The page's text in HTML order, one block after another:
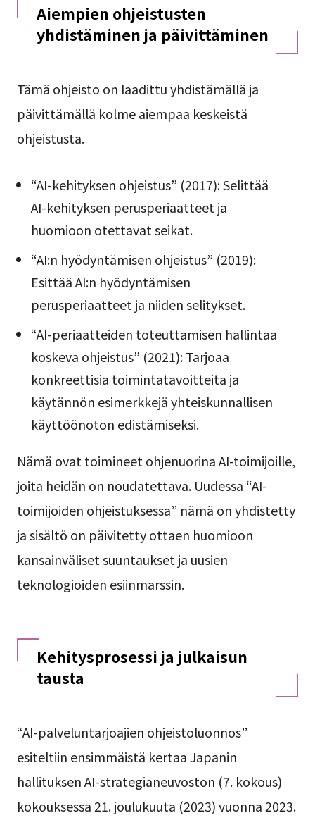
Aiempien ohjeistusten
yhdistäminen ja päivittäminen
Tämä ohjeisto on laadittu yhdistämällä ja
päivittämällä kolme aiempaa keskeistä
ohjeistusta.
“AI-kehityksen ohjeistus” (2017): Selittää
AI-kehityksen perusperiaatteet ja
huomioon otettavat seikat.
“AI:n hyödyntämisen ohjeistus” (2019):
Esittää AI:n hyödyntämisen
perusperiaatteet ja niiden selitykset.
“AI-periaatteiden toteuttamisen hallintaa
koskeva ohjeistus” (2021): Tarjoaa
konkreettisia toimintatavoitteita ja
käytännön esimerkkejä yhteiskunnallisen
käyttöönoton edistämiseksi.
Nämä ovat toimineet ohjenuorina AI-toimijoille,
joita heidän on noudatettava. Uudessa “AI-
toimijoiden ohjeistuksessa” nämä on yhdistetty
ja sisältö on päivitetty ottaen huomioon
kansainväliset suuntaukset ja uusien
teknologioiden esiinmarssin.
Kehitysprosessi ja julkaisun
tausta
“AI-palveluntarjoajien ohjeistoluonnos”
esiteltiin ensimmäistä kertaa Japanin
hallituksen AI-strategianeuvoston (7. kokous)
kokouksessa 21. joulukuuta (2023) vuonna 2023.